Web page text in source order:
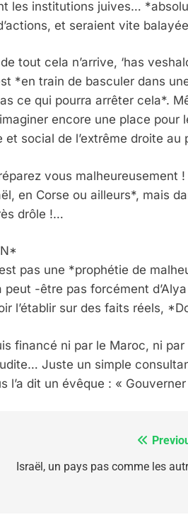
les institutions juives…
et seraient vite
tout cela n’arrive, ‘has
*en train de basculer dans
ce qui pourra arrêter cela*.
encore une place pour
et social de l’extrême droite au
vous
en Corse ou ailleurs*, mais
drôle !…
pas une *prophétie de
peut -être pas forcément
l’établir sur des faits réels,
financé ni par le Maroc, ni
Juste un simple
l’a dit un évêque : «
Israël, un pays pas comme les
2025, L’année La
FRANCE ISRAÉL
FIÈRE, DIGNE ET
Dvir
CE QUI NOUS